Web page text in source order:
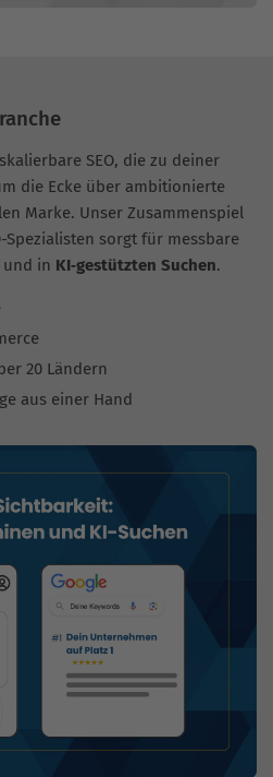
SEO, die zu deiner
die Ecke über ambitionierte
Marke. Unser Zusammenspiel
Spezialisten sorgt für messbare
und in KI‑gestützten Suchen.
20 Ländern
aus einer Hand